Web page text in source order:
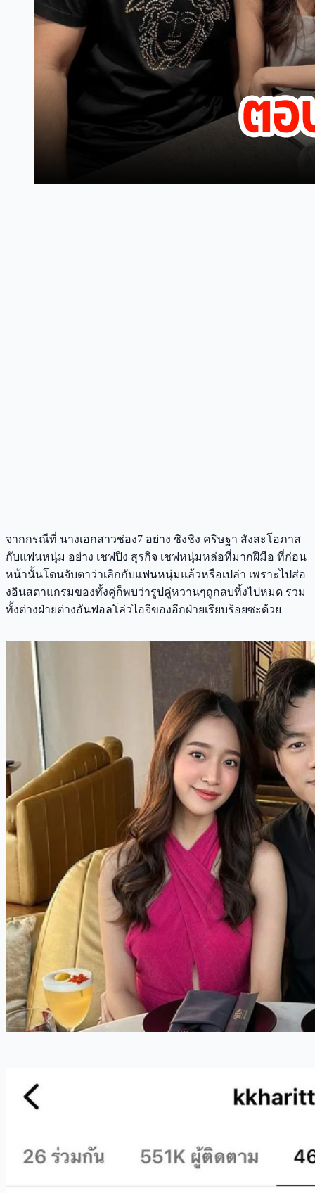
จากกรณีที่ นางเอกสาวช่อง7 อย่าง ชิงชิง คริษฐา สังสะโอภาส
กับแฟนหนุ่ม อย่าง เชฟปิง สุรกิจ เชฟหนุ่มหล่อที่มากฝีมือ ที่ก่อน
หน้านั้นโดนจับตาว่าเลิกกับแฟนหนุ่มแล้วหรือเปล่า เพราะไปส่อ
งอินสตาแกรมของทั้งคู่ก็พบว่ารูปคู่หวานๆถูกลบทิ้งไปหมด รวม
ทั้งต่างฝ่ายต่างอันฟอลโล่วไอจีของอีกฝ่ายเรียบร้อยซะด้วย